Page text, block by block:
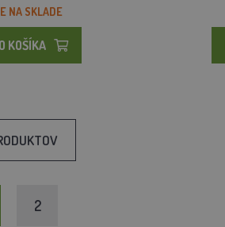
NA SKLADE
KOŠÍKA
2